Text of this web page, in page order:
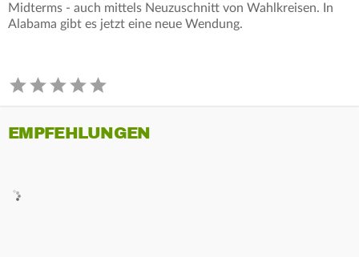
Midterms - auch mittels Neuzuschnitt von Wahlkreisen. In
Alabama gibt es jetzt eine neue Wendung.
EMPFEHLUNGEN